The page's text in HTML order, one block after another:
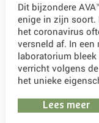
Dit bijzondere
enige in zijn soort.
het coronavirus
versneld af. In
laboratorium
verricht volgens
het unieke
Lees meer